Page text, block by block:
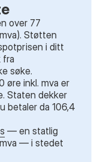
over 77
Støtten
i ditt
fra
søke.
øre inkl. mva er
Staten dekker
betaler da 106,4
— en statlig
— i stedet